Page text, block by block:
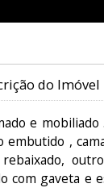
do Imóvel
e mobiliado
,
com gaveta e